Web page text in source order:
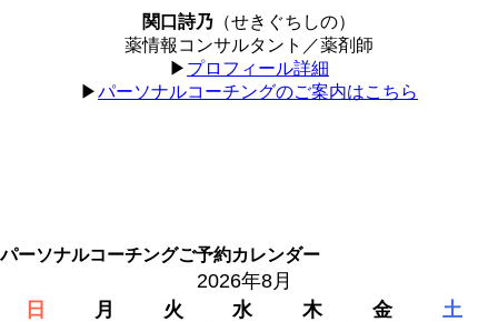
関口詩乃 （せきぐちしの）
薬情報コンサルタント／薬剤師
▶︎ プロフィール詳細
▶︎パーソナルコーチングのご案内はこちら
パーソナルコーチングご予約カレンダー
2026年8月
日
月 火 水 木 金 土